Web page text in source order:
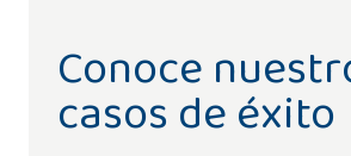
Conoce
casos de éxito